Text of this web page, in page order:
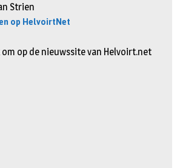
Strien
op HelvoirtNet
op de nieuwssite van Helvoirt.net